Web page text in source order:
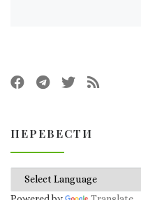
ПЕРЕВЕСТИ